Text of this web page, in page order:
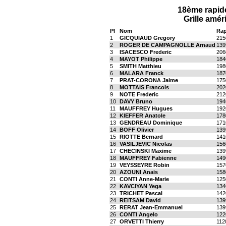
18ème
Grille
Pl Nom
1
GICQUIAUD Gregory
2
ROGER DE CAMPAGNOLLE Arnaud
3
ISACESCO Frederic
4
MAYOT Philippe
5
SMITH Matthieu
6
MALARA Franck
7
PRAT-CORONA Jaime
8
MOTTAIS Francois
9
NOTE Frederic
10 DAVY Bruno
11
MAUFFREY Hugues
12 KIEFFER Anatole
13 GENDREAU Dominique
14 BOFF Olivier
15 RIOTTE Bernard
16 VASILJEVIC Nicolas
17 CHECINSKI Maxime
18 MAUFFREY Fabienne
19 VEYSSEYRE Robin
20 AZOUNI Anais
21
CONTI Anne-Marie
22 KAVCIYAN Yega
23 TRICHET Pascal
24 REITSAM David
25 RERAT Jean-Emmanuel
26 CONTI Angelo
27 ORVETTI Thierry